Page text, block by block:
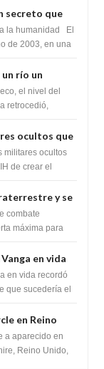
secreto que
de la
la humanidad El
de 2003, en una
río un
de Shiva
el nivel del
retrocedió,
ocultos que
de crear el
de
militares ocultos
de crear el
y se
satélite
combate
máxima para
en vida
de la vidente
en vida recordó
que sucedería el
en Reino
a aparecido en
Reino Unido,